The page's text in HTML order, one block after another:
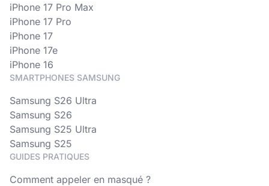
iPhone 17 Pro Max
iPhone 17 Pro
iPhone 17
iPhone 17e
iPhone 16
SMARTPHONES SAMSUNG
Samsung S26 Ultra
Samsung S26
Samsung S25 Ultra
Samsung S25
GUIDES PRATIQUES
Comment appeler en masqué ?